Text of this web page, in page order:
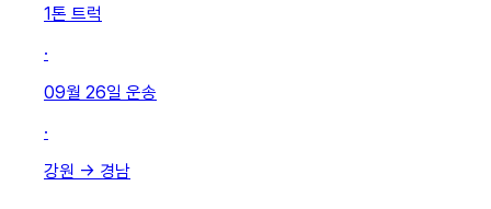
1톤 트럭
·
09월 26일 운송
·
강원 → 경남